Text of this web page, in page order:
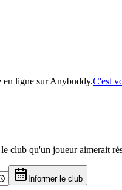
en ligne sur Anybuddy.C'est
club qu'un joueur aimerait
Informer le club